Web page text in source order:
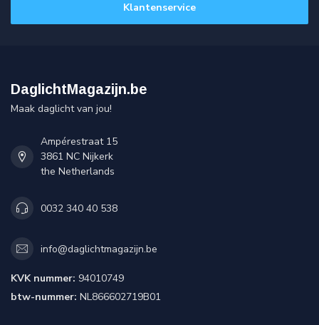
Klantenservice
DaglichtMagazijn.be
Maak daglicht van jou!
Ampérestraat 15
3861 NC Nijkerk
the Netherlands
0032 340 40 538
info@daglichtmagazijn.be
KVK nummer: 94010749
btw-nummer: NL866602719B01